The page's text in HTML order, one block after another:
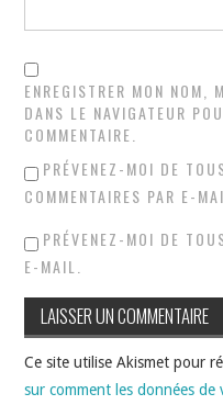
ENREGISTRER MON NOM,
DANS LE NAVIGATEUR
COMMENTAIRE.
PRÉVENEZ-MOI DE
COMMENTAIRES PAR E-
PRÉVENEZ-MOI DE
E-MAIL.
Ce site utilise Akismet pour
sur comment les données de